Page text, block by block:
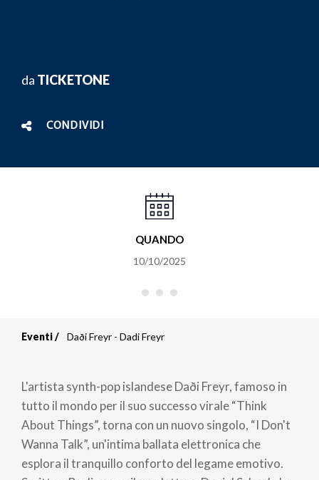
da TICKETONE
CONDIVIDI
QUANDO
10/10/2025
di
pane
Eventi Daði Freyr - Dadi Freyr
L'artista synth-pop islandese Daði Freyr, famoso in
tutto il mondo per il suo successo virale “Think
About Things”, torna con un nuovo singolo, “I Don't
Wanna Talk”, un'intima ballata elettronica che
esplora il tranquillo conforto del legame emotivo.